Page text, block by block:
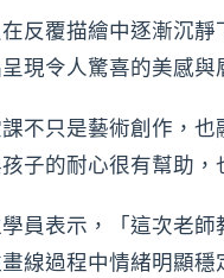
反覆描繪中逐漸沉
現令人驚喜的美感與
不只是藝術創作，
子的耐心很有幫助，
員表示，「這次老
線過程中情緒明顯穩